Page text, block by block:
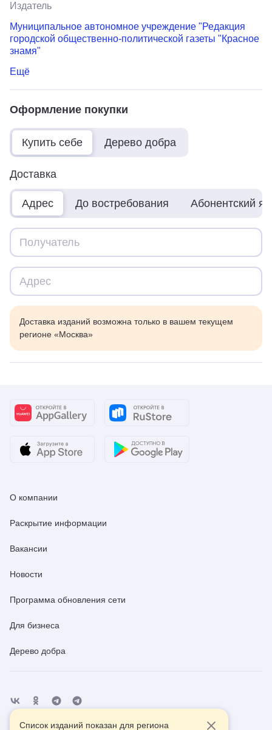
Издатель
Муниципальное автономное учреждение "Редакция
городской общественно-политической газеты "Красное
знамя"
Ещё
Оформление покупки
Купить себе Дерево добра
Доставка
Адрес До востребования Абонентский
Доставка изданий возможна только в вашем текущем
регионе «Москва»
О компании
Раскрытие информации
Вакансии
Новости
Программа обновления сети
Для бизнеса
Дерево добра
Список изданий показан для региона